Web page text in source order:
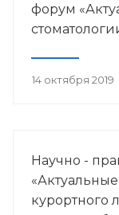
форум
14 октября 2019
Научно -
курортного